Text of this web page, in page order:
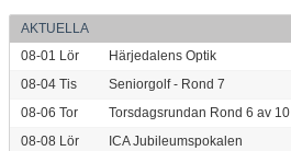
AKTUELLA
08-01 Lör
Härjedalens Optik
08-04 Tis
Seniorgolf - Rond 7
08-06 Tor
Torsdagsrundan Rond 6 av 10
08-08 Lör
ICA Jubileumspokalen